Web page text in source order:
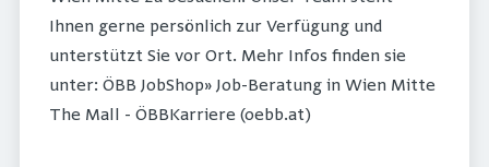
Ihnen gerne persönlich zur Verfügung und
unterstützt Sie vor Ort. Mehr Infos finden sie
unter: ÖBB JobShop» Job-Beratung in Wien Mitte
The Mall - ÖBBKarriere (oebb.at)